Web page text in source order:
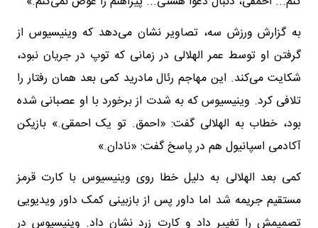
به گزارش ورزش سه، تصاویر نشان می‌دهد که وینیسیوس از
گرفتن او توسط عمر الهلالی در زمانی که توپ در جریان نبود،
شکایت می‌کند. این مهاجم رئال مادرید کمی بعد همان رفتار را
تلافی کرد. وینیسیوس که به‌ شدت از برخورد با او عصبانی شده
بود، خطاب به الهلالی گفت: «احمق. تو یک احمقی.» بازیکن
آکادمی اسپانیول هم در پاسخ گفت: «نادان.»
کمی بعد الهلالی به‌ دلیل خطا روی وینیسیوس با کارت قرمز
مستقیم جریمه شد اما داور پس از بازبینی کمک داور ویدیویی
تصمیمش را تغییر داد و کارت زرد نشان داد. وینیسیوس در